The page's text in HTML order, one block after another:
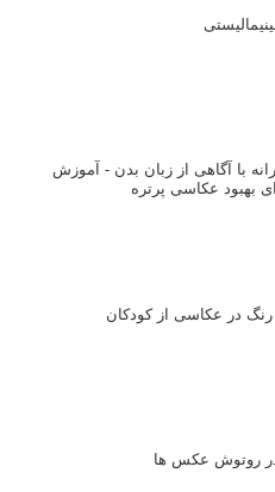
با آگاهی از زبان بدن - آموزش
رنگ در عکاسی از کودکان